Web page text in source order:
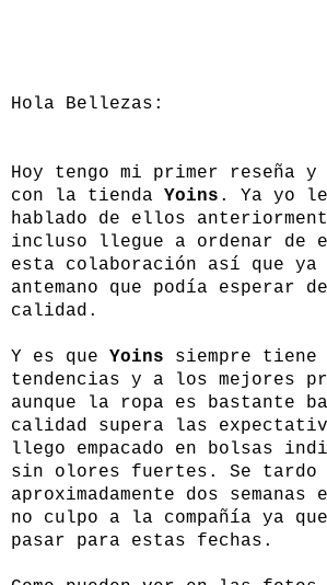
Hola Bellezas:
Hoy tengo mi primer reseña y
con la tienda Yoins . Ya yo
hablado de ellos
incluso llegue a ordenar de
esta colaboración así que ya
antemano que podía esperar
calidad.
Y es que Yoins siempre
tendencias y a los mejores
aunque la ropa es bastante
calidad supera las
llego empacado en bolsas
sin olores fuertes. Se tardo
aproximadamente dos
no culpo a la compañía ya
pasar para estas fechas.